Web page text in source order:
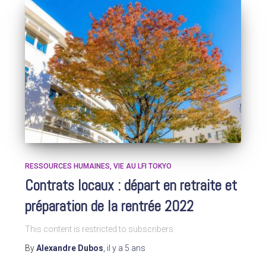
RESSOURCES HUMAINES VIE AU LFI TOKYO
Contrats locaux : départ en retraite et
préparation de la rentrée 2022
This content is restricted to subscribers
ByAlexandre Dubos il y a 5 ans